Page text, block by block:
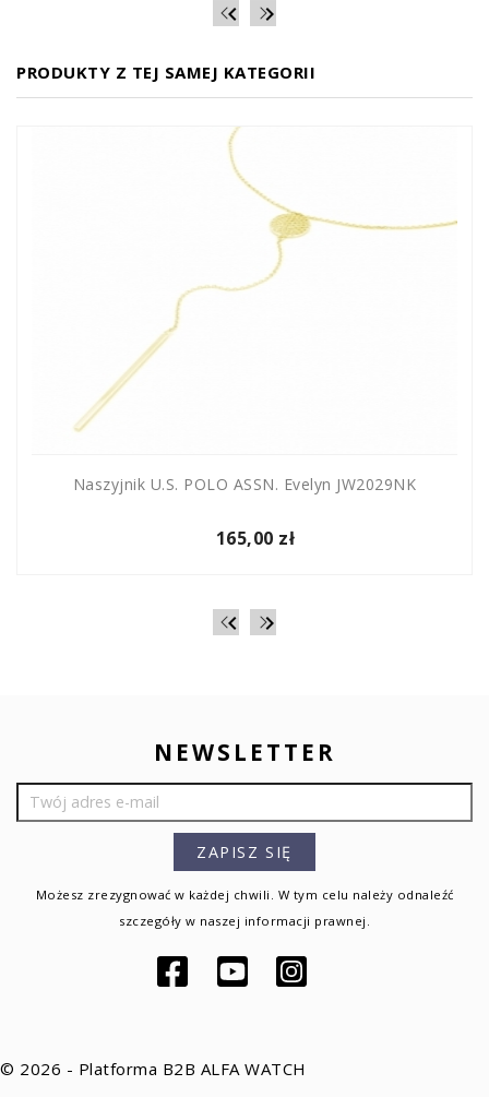
 
PRODUKTY Z TEJ SAMEJ KATEGORII

Naszyjnik U.S. POLO ASSN. Evelyn JW2029NK
165,00 zł

NEWSLETTER
Możesz zrezygnować w każdej chwili. W tym celu należy odnaleźć
szczegóły w naszej informacji prawnej.
FacebookYouTube
© 2026 - Platforma B2B ALFA WATCH